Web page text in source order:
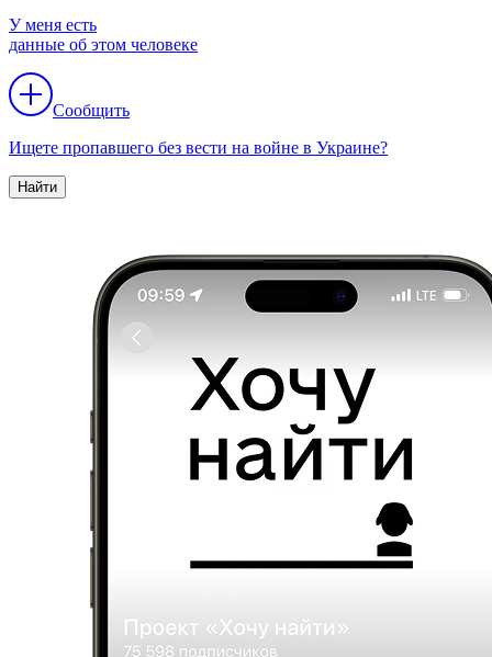
У меня есть
данные об этом человеке
Сообщить
Ищете пропавшего без вести на войне в Украине?
Найти